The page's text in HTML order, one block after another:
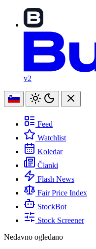
v2
Feed
Watchlist
Koledar
Članki
Flash News
Fair Price Index
StockBot
Stock Screener
Nedavno ogledano